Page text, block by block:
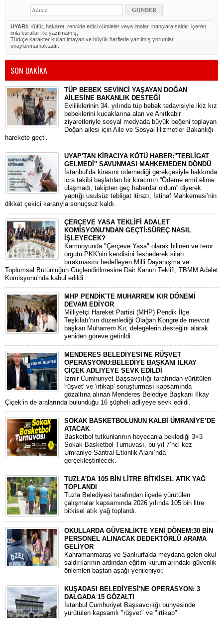
UYARI: Küfür, hakaret, rencide edici cümleler veya imalar, inançlara saldırı içeren,
imla kuralları ile yazılmamış,
Türkçe karakter kullanılmayan ve büyük harflerle yazılmış yorumlar
onaylanmamaktadır.
SON DAKİKA
TÜP BEBEK SEVİNCİ YAŞAYAN DOĞAN
AİLESİNE BAKANLIK DESTEĞİ
​Evliliklerinin 34. yılında tüp bebek tedavisiyle ikiz kız
bebeklerini kucaklarına alan ve Anıtkabir
ziyaretleriyle sosyal medyada büyük beğeni toplayan
Doğan ailesi için Aile ve Sosyal Hizmetler Bakanlığı
harekete geçti.
UYAP'TAN KİRACIYA KÖTÜ HABER:''TEBLİGAT
GELMEDİ'' SAVUNMASI MAHKEMEDEN DÖNDÜ
​İstanbul’da kirasını ödemediği gerekçesiyle hakkında
icra takibi başlatılan bir kiracının “Ödeme emri elime
ulaşmadı, takipten geç haberdar oldum” diyerek
yaptığı usulsüz tebligat itirazı, İstinaf Mahkemesi’nin
dikkat çekici kararıyla sonuçsuz kaldı.
ÇERÇEVE YASA TEKLİFİ ADALET
KOMİSYONU'NDAN GEÇTİ:SÜREÇ NASIL
İŞLEYECEK?
​Kamuoyunda "Çerçeve Yasa" olarak bilinen ve terör
örgütü PKK'nin kendisini feshederek silah
bırakmasını hedefleyen Milli Dayanışma ve
Toplumsal Bütünlüğün Güçlendirilmesine Dair Kanun Teklifi, TBMM Adalet
Komisyonu'nda kabul edildi.
MHP PENDİK'TE MUHARREM KIR DÖNEMİ
DEVAM EDİYOR
​Milliyetçi Hareket Partisi (MHP) Pendik İlçe
Teşkilatı’nın düzenlediği Olağan Kongre’de mevcut
başkan Muharrem Kır, delegelerin desteğini alarak
yeniden göreve getirildi.
MENDERES BELEDİYESİ'NE RÜŞVET
OPERASYONU:BELEDİYE BAŞKANI İLKAY
ÇİÇEK ADLİYEYE SEVK EDİLDİ
​İzmir Cumhuriyet Başsavcılığı tarafından yürütülen
'rüşvet' ve 'irtikap' soruşturması kapsamında
gözaltına alınan Menderes Belediye Başkanı İlkay
Çiçek’in de aralarında bulunduğu 16 şüpheli adliyeye sevk edildi.
SOKAK BASKETBOLUNUN KALBİ ÜMRANİYE’DE
ATACAK
Basketbol tutkunlarının heyecanla beklediği 3×3
Sokak Basketbol Turnuvası, bu yıl 7’nci kez
Ümraniye Santral Etkinlik Alanı’nda
gerçekleştirilecek.
TUZLA'DA 105 BİN LİTRE BİTKİSEL ATIK YAĞ
TOPLANDI
Tuzla Belediyesi tarafından ilçede yürütülen
çalışmalar kapsamında 2026 yılında 105 bin litre
bitkisel atık yağ toplandı.
OKULLARDA GÜVENLİKTE YENİ DÖNEM:30 BİN
PERSONEL ALINACAK DEDEKTÖRLÜ ARAMA
GELİYOR
​Kahramanmaraş ve Şanlıurfa'da meydana gelen okul
saldırılarının ardından eğitim kurumlarındaki güvenlik
önlemleri baştan aşağı yenileniyor.
KUŞADASI BELEDİYESİ'NE OPERASYON: 3
DALGADA 15 GÖZALTI
​İstanbul Cumhuriyet Başsavcılığı bünyesinde
yürütülen kapsamlı "rüşvet" ve "irtikap"